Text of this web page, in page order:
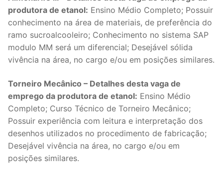
produtora de etanol: Ensino Médio Completo; Possuir
conhecimento na área de materiais, de preferência do
ramo sucroalcooleiro; Conhecimento no sistema SAP
modulo MM será um diferencial; Desejável sólida
vivência na área, no cargo e/ou em posições similares.
Torneiro Mecânico – Detalhes desta vaga de
emprego da produtora de etanol: Ensino Médio
Completo; Curso Técnico de Torneiro Mecânico;
Possuir experiência com leitura e interpretação dos
desenhos utilizados no procedimento de fabricação;
Desejável vivência na área, no cargo e/ou em
posições similares.